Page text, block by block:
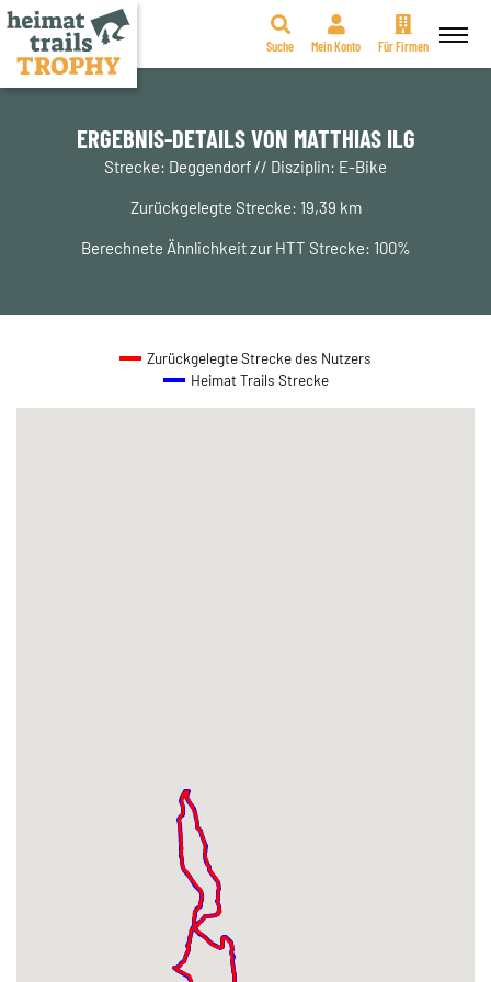
Zum
Suche Mein Konto Für Firmen
ERGEBNIS-DETAILS VON MATTHIAS ILG
Strecke: Deggendorf // Disziplin: E-Bike
Zurückgelegte Strecke: 19,39 km
Berechnete Ähnlichkeit zur HTT Strecke: 100%
Zurückgelegte Strecke des Nutzers
Heimat Trails Strecke